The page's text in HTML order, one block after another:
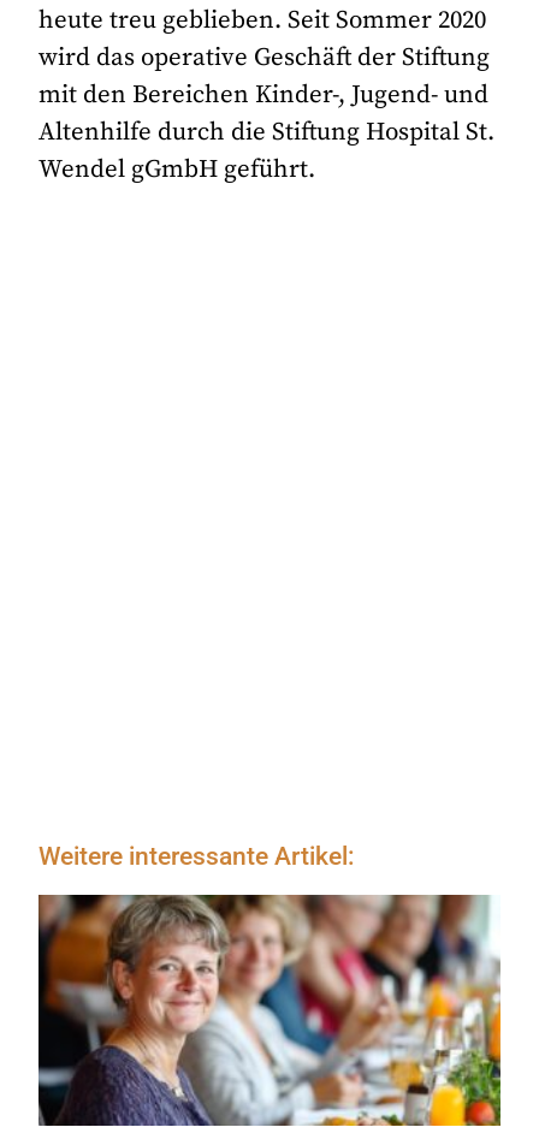
heute treu geblieben. Seit Sommer 2020
wird das operative Geschäft der Stiftung
mit den Bereichen Kinder-, Jugend- und
Altenhilfe durch die Stiftung Hospital St.
Wendel gGmbH geführt.
Weitere interessante Artikel: